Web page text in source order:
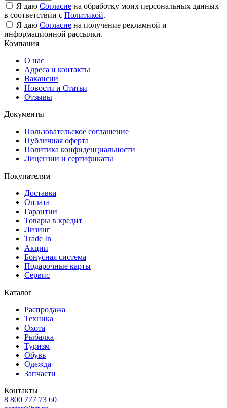
Я даю Согласие на обработку моих персональных данных
в соответствии с Политикой.
Я даю Согласие на получение рекламной и
информационной рассылки.
Компания
О нас
Адреса и контакты
Вакансии
Новости и Статьи
Отзывы
Документы
Пользовательское соглашение
Публичная оферта
Политика конфиденциальности
Лицензии и сертификаты
Покупателям
Доставка
Оплата
Гарантии
Товары в кредит
Лизинг
Trade In
Акции
Бонусная система
Подарочные карты
Сервис
Каталог
Распродажа
Техника
Охота
Рыбалка
Туризм
Обувь
Одежда
Запчасти
Контакты
8 800 777 73 60